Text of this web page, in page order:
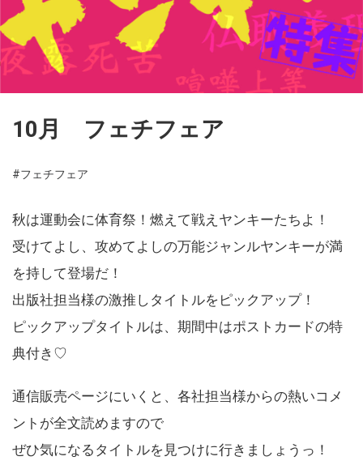
10月 フェチフェア
#フェチフェア
秋は運動会に体育祭！燃えて戦えヤンキーたちよ！
受けてよし、攻めてよしの万能ジャンルヤンキーが満
を持して登場だ！
出版社担当様の激推しタイトルをピックアップ！
ピックアップタイトルは、期間中はポストカードの特
典付き♡
通信販売ページにいくと、各社担当様からの熱いコメ
ントが全文読めますので
ぜひ気になるタイトルを見つけに行きましょうっ！